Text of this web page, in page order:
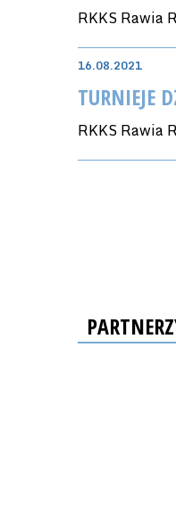
RKKS Rawia
16.08.2021
TURNIEJE
RKKS Rawia